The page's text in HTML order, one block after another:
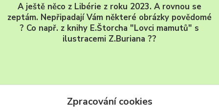
A ještě něco z Libérie z roku 2023. A rovnou se
zeptám. Nepřipadají Vám některé obrázky povědomé
? Co např. z knihy E.Štorcha "Lovci mamutů" s
ilustracemi Z.Buriana ??
Zpracování cookies